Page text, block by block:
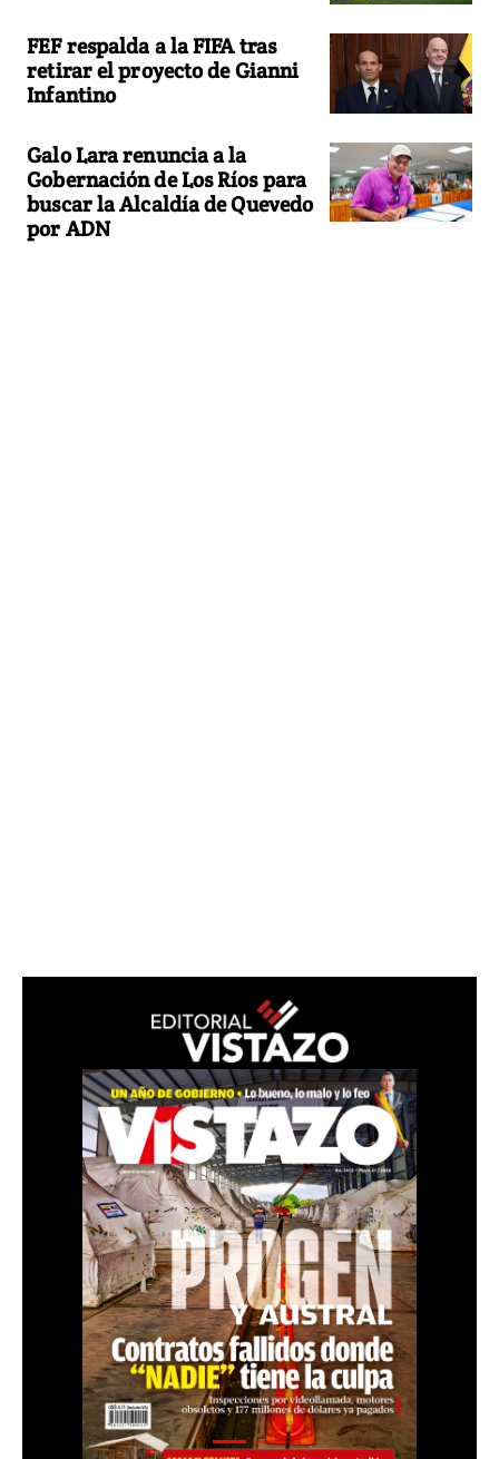
FEF respalda a la FIFA tras
retirar el proyecto de Gianni
Infantino
Galo Lara renuncia a la
Gobernación de Los Ríos para
buscar la Alcaldía de Quevedo
por ADN